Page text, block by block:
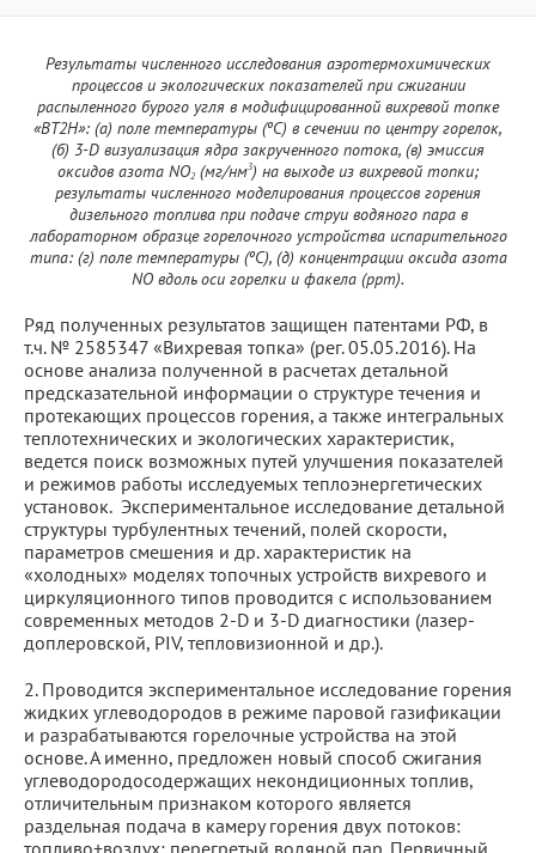
Результаты численного исследования аэротермохимических
процессов и экологических показателей при сжигании
распыленного бурого угля в модифицированной вихревой топке
«ВТ2Н»: (а) поле температуры (ºС) в сечении по центру горелок,
(б) 3-D визуализация ядра закрученного потока, (в) эмиссия
оксидов азота NO2 (мг/нм3) на выходе из вихревой топки;
результаты численного моделирования процессов горения
дизельного топлива при подаче струи водяного пара в
лабораторном образце горелочного устройства испарительного
типа: (г) поле температуры (ºС), (д) концентрации оксида азота
NO вдоль оси горелки и факела (ppm).
Ряд полученных результатов защищен патентами РФ, в
т.ч. № 2585347 «Вихревая топка» (рег. 05.05.2016). На
основе анализа полученной в расчетах детальной
предсказательной информации о структуре течения и
протекающих процессов горения, а также интегральных
теплотехнических и экологических характеристик,
ведется поиск возможных путей улучшения показателей
и режимов работы исследуемых теплоэнергетических
установок. Экспериментальное исследование детальной
структуры турбулентных течений, полей скорости,
параметров смешения и др. характеристик на
«холодных» моделях топочных устройств вихревого и
циркуляционного типов проводится с использованием
современных методов 2-D и 3-D диагностики (лазер-
доплеровской, PIV, тепловизионной и др.).
2. Проводится экспериментальное исследование горения
жидких углеводородов в режиме паровой газификации
и разрабатываются горелочные устройства на этой
основе. А именно, предложен новый способ сжигания
углеводородосодержащих некондиционных топлив,
отличительным признаком которого является
раздельная подача в камеру горения двух потоков:
топливо+воздух; перегретый водяной пар. Первичный